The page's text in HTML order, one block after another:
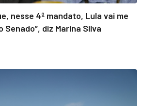
nesse 4º mandato, Lula vai me
diz Marina Silva